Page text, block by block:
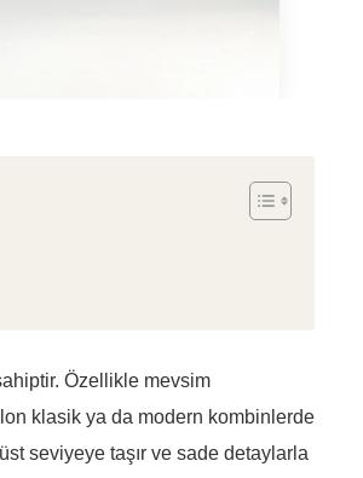
Özellikle mevsim
klasik ya da modern kombinlerde
seviyeye taşır ve sade detaylarla